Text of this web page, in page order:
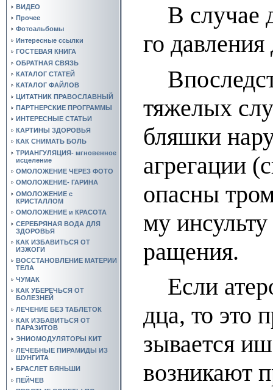
ВИДЕО
Прочее
Фотоальбомы
Интересные ссылки
ГОСТЕВАЯ КНИГА
ОБРАТНАЯ СВЯЗЬ
КАТАЛОГ СТАТЕЙ
КАТАЛОГ ФАЙЛОВ
ЦИТАТНИК ПРАВОСЛАВНЫЙ
ПАРТНЕРСКИЕ ПРОГРАММЫ
ИНТЕРЕСНЫЕ СТАТЬИ
КАРТИНЫ ЗДОРОВЬЯ
КАК СНИМАТЬ БОЛЬ
ТРИАНГУЛЯЦИЯ- мгновенное
исцеление
ОМОЛОЖЕНИЕ ЧЕРЕЗ ФОТО
ОМОЛОЖЕНИЕ- ГАРИНА
ОМОЛОЖЕНИЕ с
КРИСТАЛЛОМ
ОМОЛОЖЕНИЕ и КРАСОТА
СЕРЕБРЯНАЯ ВОДА ДЛЯ
ЗДОРОВЬЯ
КАК ИЗБАВИТЬСЯ ОТ
ИЗЖОГИ
ВОССТАНОВЛЕНИЕ МАТЕРИИ
ТЕЛА
ЧУМАК
КАК УБЕРЕЧЬСЯ ОТ
БОЛЕЗНЕЙ
ЛЕЧЕНИЕ БЕЗ ТАБЛЕТОК
КАК ИЗБАВИТЬСЯ ОТ
ПАРАЗИТОВ
ЭНИОМОДУЛЯТОРЫ КИТ
ЛЕЧЕБНЫЕ ПИРАМИДЫ ИЗ
ШУНГИТА
БРАСЛЕТ БЯНЬШИ
ПЕЙЧЕВ
В слу­чае
го
тя­же­лых
бляш­ки
аг­ре­га­ции
опас­ны
му
ра­ще­ния.
Если
д­ца, то это
зы­ва­ет­ся
воз­ни­ка­ют